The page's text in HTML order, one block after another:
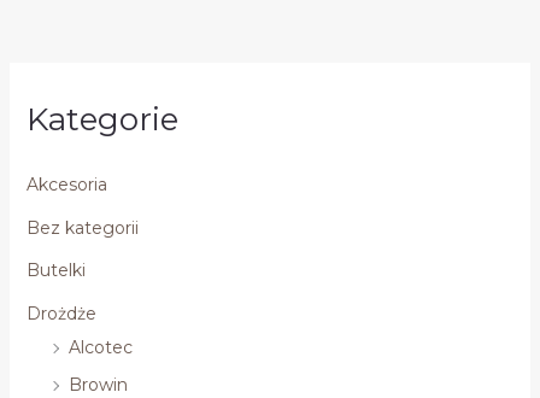
Kategorie
Akcesoria
Bez kategorii
Butelki
Drożdże
Alcotec
Browin